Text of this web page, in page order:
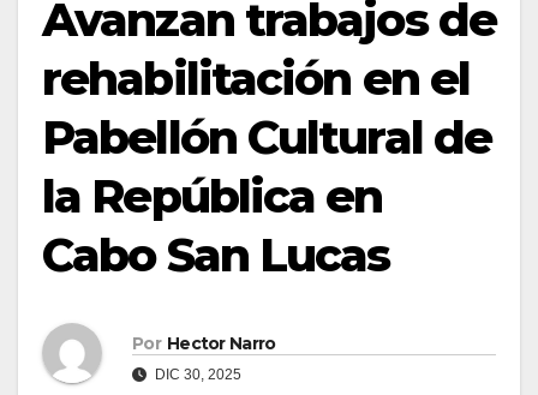
Avanzan trabajos de
rehabilitación en el
Pabellón Cultural de
la República en
Cabo San Lucas
Por Hector Narro
DIC 30, 2025